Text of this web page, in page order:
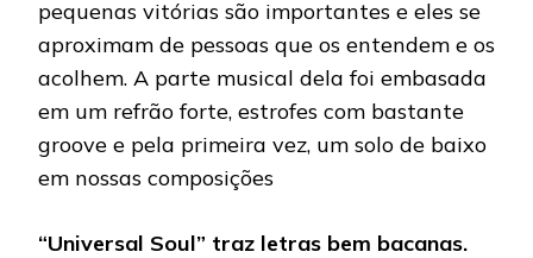
pequenas vitórias são importantes e eles se
aproximam de pessoas que os entendem e os
acolhem. A parte musical dela foi embasada
em um refrão forte, estrofes com bastante
groove e pela primeira vez, um solo de baixo
em nossas composições
“Universal Soul” traz letras bem bacanas.